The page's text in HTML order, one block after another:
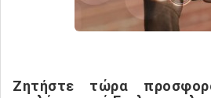
Ζητήστε τώρα